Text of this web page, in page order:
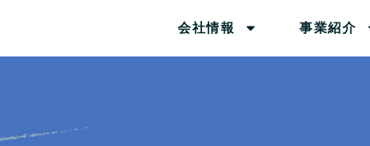
会社情報 事業紹介